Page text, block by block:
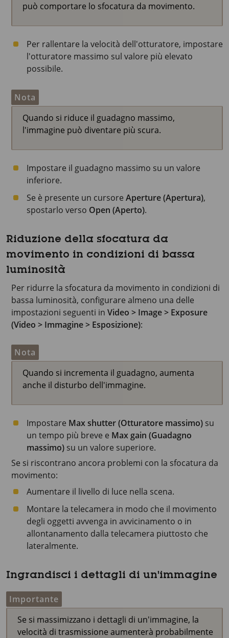
può comportare lo sfocatura da movimento.
Per rallentare la velocità dell'otturatore, impostare
l'otturatore massimo sul valore più elevato
possibile.
Nota
Quando si riduce il guadagno massimo,
l'immagine può diventare più scura.
Impostare il guadagno massimo su un valore
inferiore.
Se è presente un cursore Aperture (Apertura),
spostarlo verso Open (Aperto).
Riduzione della sfocatura da
movimento in condizioni di bassa
luminosità
Per ridurre la sfocatura da movimento in condizioni di
bassa luminosità, configurare almeno una delle
impostazioni seguenti in Video > Image > Exposure
(Video > Immagine > Esposizione):
Nota
Quando si incrementa il guadagno, aumenta
anche il disturbo dell'immagine.
Impostare Max shutter (Otturatore massimo) su
un tempo più breve e Max gain (Guadagno
massimo) su un valore superiore.
Se si riscontrano ancora problemi con la sfocatura da
movimento:
Aumentare il livello di luce nella scena.
Montare la telecamera in modo che il movimento
degli oggetti avvenga in avvicinamento o in
allontanamento dalla telecamera piuttosto che
lateralmente.
Ingrandisci i dettagli di un'immagine
Importante
Se si massimizzano i dettagli di un'immagine, la
velocità di trasmissione aumenterà probabilmente